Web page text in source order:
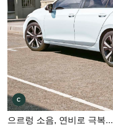
C
으르렁 소음, 연비로 극복...